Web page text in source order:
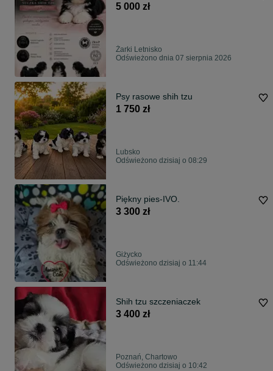
5 000 zł
Żarki Letnisko
Odświeżono dnia 07 sierpnia 2026
Psy rasowe shih tzu
1 750 zł
Lubsko
Odświeżono dzisiaj o 08:29
Piękny pies-IVO.
3 300 zł
Giżycko
Odświeżono dzisiaj o 11:44
Shih tzu szczeniaczek
3 400 zł
Poznań, Chartowo
Odświeżono dzisiaj o 10:42